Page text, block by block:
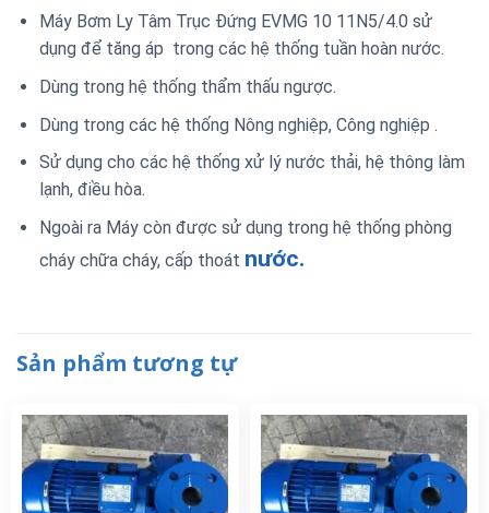
Máy Bơm Ly Tâm Trục Đứng EVMG 10 11N5/4.0 sử
dụng để tăng áp trong các hệ thống tuần hoàn nước.
Dùng trong hệ thống thẩm thấu ngược.
Dùng trong các hệ thống Nông nghiệp, Công nghiệp .
Sử dụng cho các hệ thống xử lý nước thải, hệ thông làm
lạnh, điều hòa.
Ngoài ra Máy còn được sử dụng trong hệ thống phòng
cháy chữa cháy, cấp thoát nước.
Sản phẩm tương tự